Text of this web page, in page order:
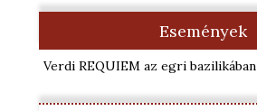
Események
Verdi REQUIEM az egri bazilikában